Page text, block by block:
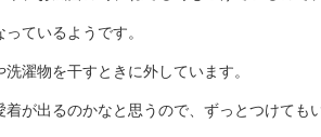
ているようです。
濯物を干すときに外しています。
が出るのかなと思うので、ずっとつけても